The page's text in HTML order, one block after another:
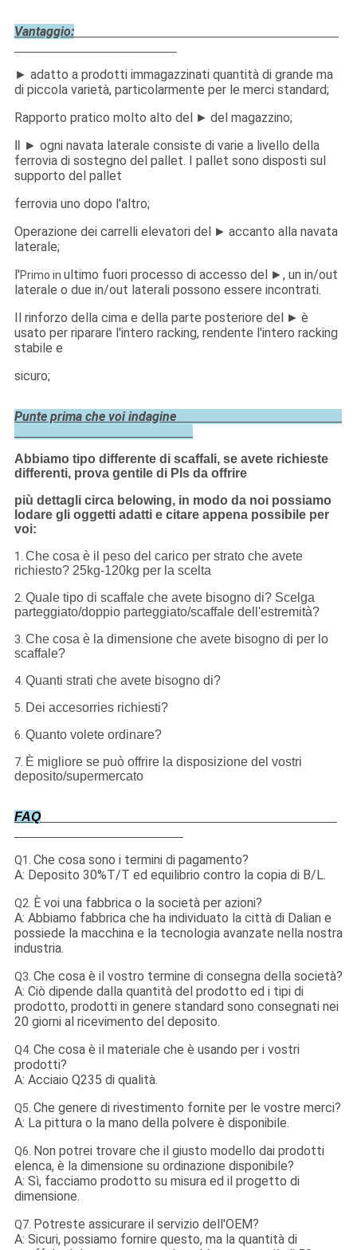
Vantaggio:
► adatto a prodotti immagazzinati quantità di grande ma
di piccola varietà, particolarmente per le merci standard;
Rapporto pratico molto alto del
► del magazzino;
Il ► ogni navata laterale consiste di varie a livello della
ferrovia di sostegno del pallet. I pallet sono disposti sul
supporto del pallet
ferrovia uno dopo l'altro;
Operazione dei carrelli elevatori del
► accanto alla navata
laterale;
l'Primo in ultimo fuori processo di accesso del ►, un in/out
laterale o due in/out laterali possono essere incontrati.
Il rinforzo della cima e della parte posteriore del
► è
usato per riparare l'intero racking, rendente l'intero racking
stabile e
sicuro;
Punte prima che voi indagine
Abbiamo tipo differente di scaffali, se avete richieste
differenti, prova gentile di Pls da offrire
più dettagli circa belowing, in modo da noi possiamo
lodare gli oggetti adatti e citare appena possibile per
voi:
1. Che cosa è il peso del carico per strato che avete
richiesto? 25kg-120kg per la scelta
2. Quale tipo di scaffale che avete bisogno di? Scelga
parteggiato/doppio parteggiato/scaffale dell'estremità?
3. Che cosa è la dimensione che avete bisogno di per lo
scaffale?
4. Quanti strati che avete bisogno di?
5. Dei accesorries richiesti?
6. Quanto volete ordinare?
7. È migliore se può offrire la disposizione del vostri
deposito/supermercato
FAQ
Q1. Che cosa sono i termini di pagamento?
A: Deposito 30%T/T ed equilibrio contro la copia di B/L.
Q2. È voi una fabbrica o la società per azioni?
A: Abbiamo fabbrica che ha individuato la città di Dalian e
possiede la macchina e la tecnologia avanzate nella nostra
industria.
Q3. Che cosa è il vostro termine di consegna della società?
A: Ciò dipende dalla quantità del prodotto ed i tipi di
prodotto, prodotti in genere standard sono consegnati nei
20 giorni al ricevimento del deposito.
Q4. Che cosa è il materiale che è usando per i vostri
prodotti?
A: Acciaio Q235 di qualità.
Q5. Che genere di rivestimento fornite per le vostre merci?
A: La pittura o la mano della polvere è disponibile.
Q6. Non potrei trovare che il giusto modello dai prodotti
elenca, è la dimensione su ordinazione disponibile?
A: Sì, facciamo prodotto su misura ed il progetto di
dimensione.
Q7. Potreste assicurare il servizio dell'OEM?
A: Sicuri, possiamo fornire questo, ma la quantità di